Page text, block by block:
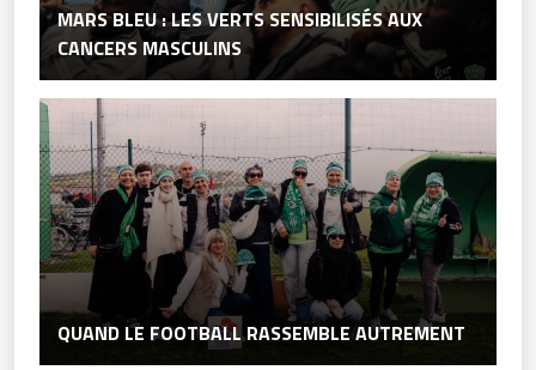
MARS BLEU : LES VERTS SENSIBILISÉS AUX
CANCERS MASCULINS
QUAND LE FOOTBALL RASSEMBLE AUTREMENT